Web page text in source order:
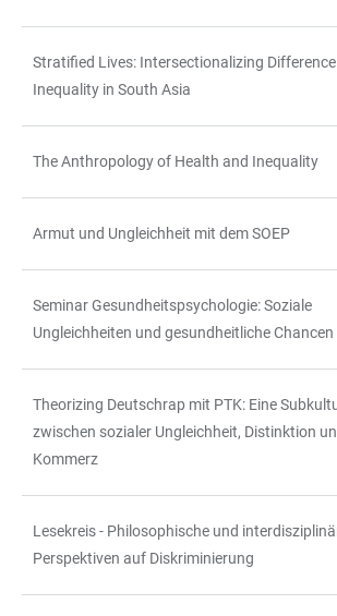
Stratified Lives: Intersectionalizing Difference
Inequality in South Asia
The Anthropology of Health and Inequality
Armut und Ungleichheit mit dem SOEP
Seminar Gesundheitspsychologie: Soziale
Ungleichheiten und gesundheitliche Chancen
Theorizing Deutschrap mit PTK: Eine
zwischen sozialer Ungleichheit, Distinktion
Kommerz
Lesekreis - Philosophische und
Perspektiven auf Diskriminierung